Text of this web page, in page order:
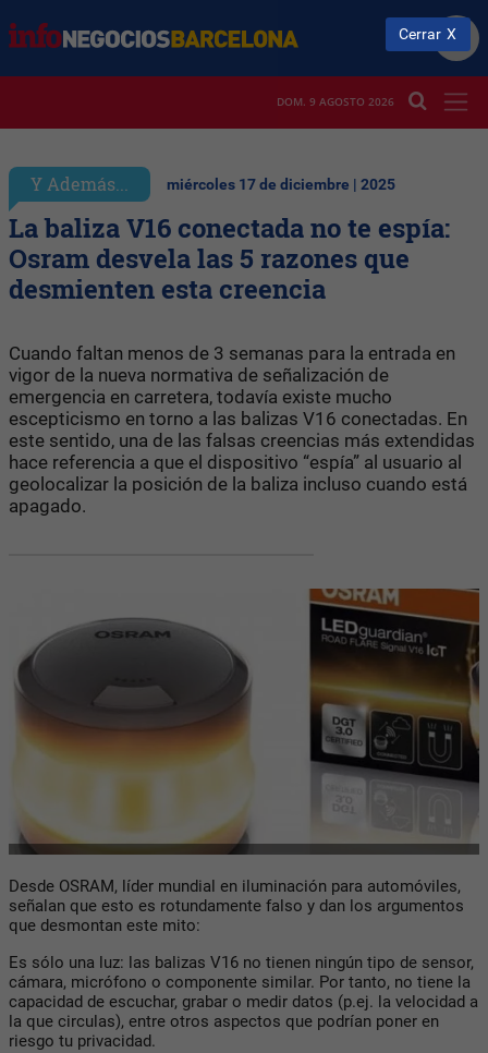
DOM. 9 AGOSTO 2026
Y Además... miércoles 17 de diciembre | 2025
La baliza V16 conectada no te espía:
Osram desvela las 5 razones que
desmienten esta creencia
Cuando faltan menos de 3 semanas para la entrada en
vigor de la nueva normativa de señalización de
emergencia en carretera, todavía existe mucho
escepticismo en torno a las balizas V16 conectadas. En
este sentido, una de las falsas creencias más extendidas
hace referencia a que el dispositivo “espía” al usuario al
geolocalizar la posición de la baliza incluso cuando está
apagado.
Desde OSRAM, líder mundial en iluminación para automóviles,
señalan que esto es rotundamente falso y dan los argumentos
que desmontan este mito:
Es sólo una luz: las balizas V16 no tienen ningún tipo de sensor,
cámara, micrófono o componente similar. Por tanto, no tiene la
capacidad de escuchar, grabar o medir datos (p.ej. la velocidad a
la que circulas), entre otros aspectos que podrían poner en
riesgo tu privacidad.
Cerrar